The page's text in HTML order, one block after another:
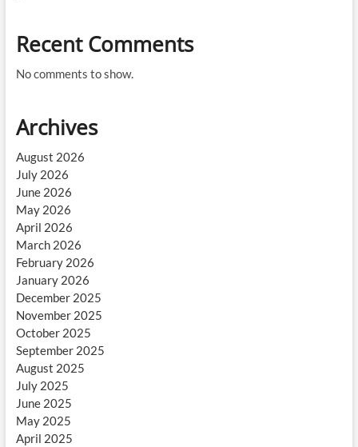
Recent Comments
No comments to show.
Archives
August 2026
July 2026
June 2026
May 2026
April 2026
March 2026
February 2026
January 2026
December 2025
November 2025
October 2025
September 2025
August 2025
July 2025
June 2025
May 2025
April 2025